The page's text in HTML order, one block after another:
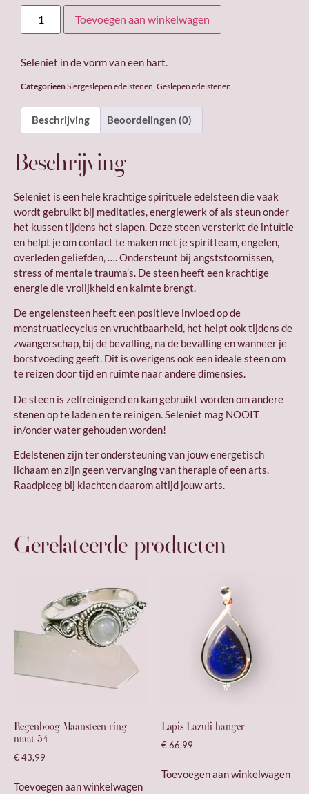
Toevoegen aan winkelwagen
Seleniet in de vorm van een hart.
CategorieënSiergeslepen edelstenen Geslepen edelstenen
Beschrijving Beoordelingen (0)
Beschrijving
Seleniet is een hele krachtige spirituele edelsteen die vaak
wordt gebruikt bij meditaties, energiewerk of als steun onder
het kussen tijdens het slapen. Deze steen versterkt de intuïtie
en helpt je om contact te maken met je spiritteam, engelen,
overleden geliefden, …. Ondersteunt bij angststoornissen,
stress of mentale trauma’s. De steen heeft een krachtige
energie die vrolijkheid en kalmte brengt.
De engelensteen heeft een positieve invloed op de
menstruatiecyclus en vruchtbaarheid, het helpt ook tijdens de
zwangerschap, bij de bevalling, na de bevalling en wanneer je
borstvoeding geeft. Dit is overigens ook een ideale steen om
te reizen door tijd en ruimte naar andere dimensies.
De steen is zelfreinigend en kan gebruikt worden om andere
stenen op te laden en te reinigen. Seleniet mag NOOIT
in/onder water gehouden worden!
Edelstenen zijn ter ondersteuning van jouw energetisch
lichaam en zijn geen vervanging van therapie of een arts.
Raadpleeg bij klachten daarom altijd jouw arts.
Gerelateerde producten
Regenboog Maansteen ring
maat 54
€43,99
Toevoegen aan winkelwagen
Lapis Lazuli hanger
€66,99
Toevoegen aan winkelwagen